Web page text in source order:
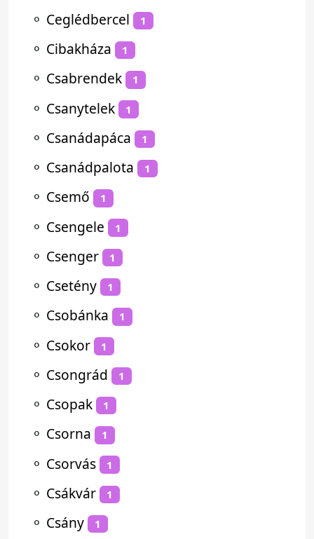
⚬ Ceglédbercel 1
⚬ Cibakháza 1
⚬ Csabrendek 1
⚬ Csanytelek 1
⚬ Csanádapáca 1
⚬ Csanádpalota 1
⚬ Csemő 1
⚬ Csengele 1
⚬ Csenger 1
⚬ Csetény 1
⚬ Csobánka 1
⚬ Csokor 1
⚬ Csongrád 1
⚬ Csopak 1
⚬ Csorna 1
⚬ Csorvás 1
⚬ Csákvár 1
⚬ Csány 1